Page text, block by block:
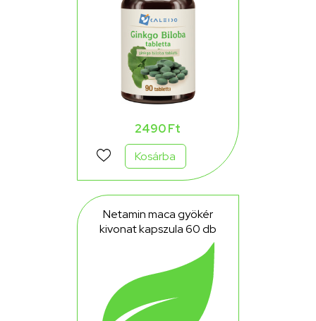
2490 Ft
Kosárba
Netamin maca gyökér
kivonat kapszula 60 db